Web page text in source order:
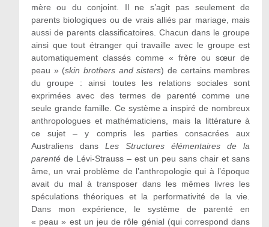
mère ou du conjoint. Il ne s’agit pas seulement de
parents biologiques ou de vrais alliés par mariage, mais
aussi de parents classificatoires. Chacun dans le groupe
ainsi que tout étranger qui travaille avec le groupe est
automatiquement classés comme « frère ou sœur de
peau » (skin brothers and sisters) de certains membres
du groupe : ainsi toutes les relations sociales sont
exprimées avec des termes de parenté comme une
seule grande famille. Ce système a inspiré de nombreux
anthropologues et mathématiciens, mais la littérature à
ce sujet – y compris les parties consacrées aux
Australiens dansLes Structures élémentaires de la
parentéde Lévi-Strauss – est un peu sans chair et sans
âme, un vrai problème de l’anthropologie qui à l’époque
avait du mal à transposer dans les mêmes livres les
spéculations théoriques et la performativité de la vie.
Dans mon expérience, le système de parenté en
« peau » est un jeu de rôle génial (qui correspond dans